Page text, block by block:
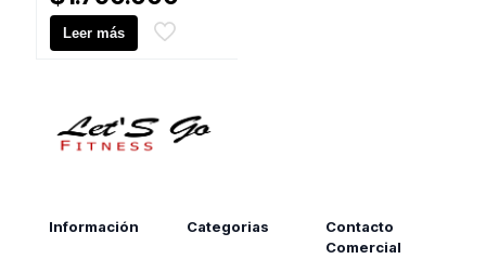
original
era:
Leer más
Información Categorias
Contacto
Comercial